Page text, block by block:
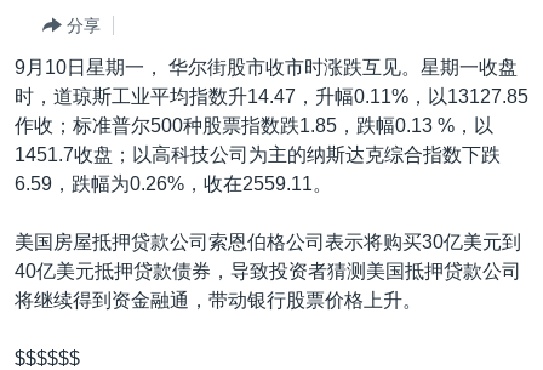
容
跳
导
跳
索
港澳
国际
最新国际新闻
印太
欧洲
非洲
分类新闻
经济·金融·贸易
科教·文娱·体健
军事
美中关系
白宫要闻
国会报道
VOA视频
VOA今日焦点
分享
9月10日星期一， 华尔街股市收市时涨跌互见。星期一收盘
时，道琼斯工业平均指数升14.47，升幅0.11%，以13127.85
作收；标准普尔500种股票指数跌1.85，跌幅0.13 %，以
1451.7收盘；以高科技公司为主的纳斯达克综合指数下跌
6.59，跌幅为0.26%，收在2559.11。
美国房屋抵押贷款公司索恩伯格公司表示将购买30亿美元到
40亿美元抵押贷款债券，导致投资者猜测美国抵押贷款公司
将继续得到资金融通，带动银行股票价格上升。
$$$$$$